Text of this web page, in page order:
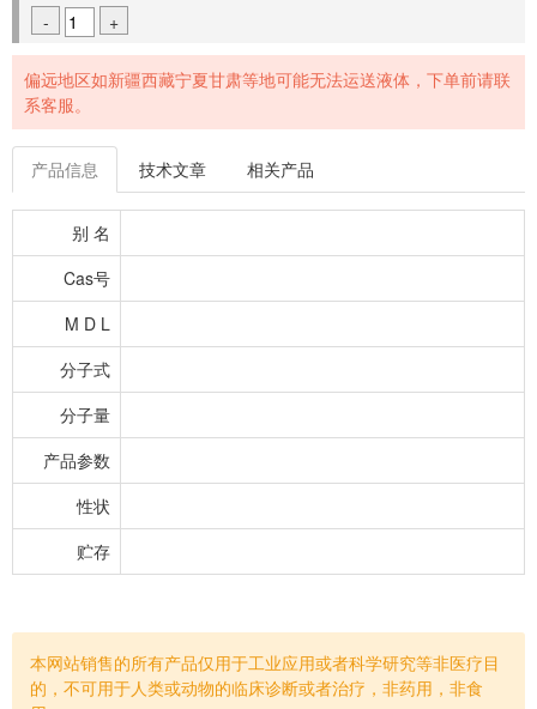
- +
偏远地区如新疆西藏宁夏甘肃等地可能无法运送液体，下单前请联
系客服。
产品信息 技术文章 相关产品
别 名
Cas号
M D L
分子式
分子量
产品参数
性状
贮存
本网站销售的所有产品仅用于工业应用或者科学研究等非医疗目
的，不可用于人类或动物的临床诊断或者治疗，非药用，非食